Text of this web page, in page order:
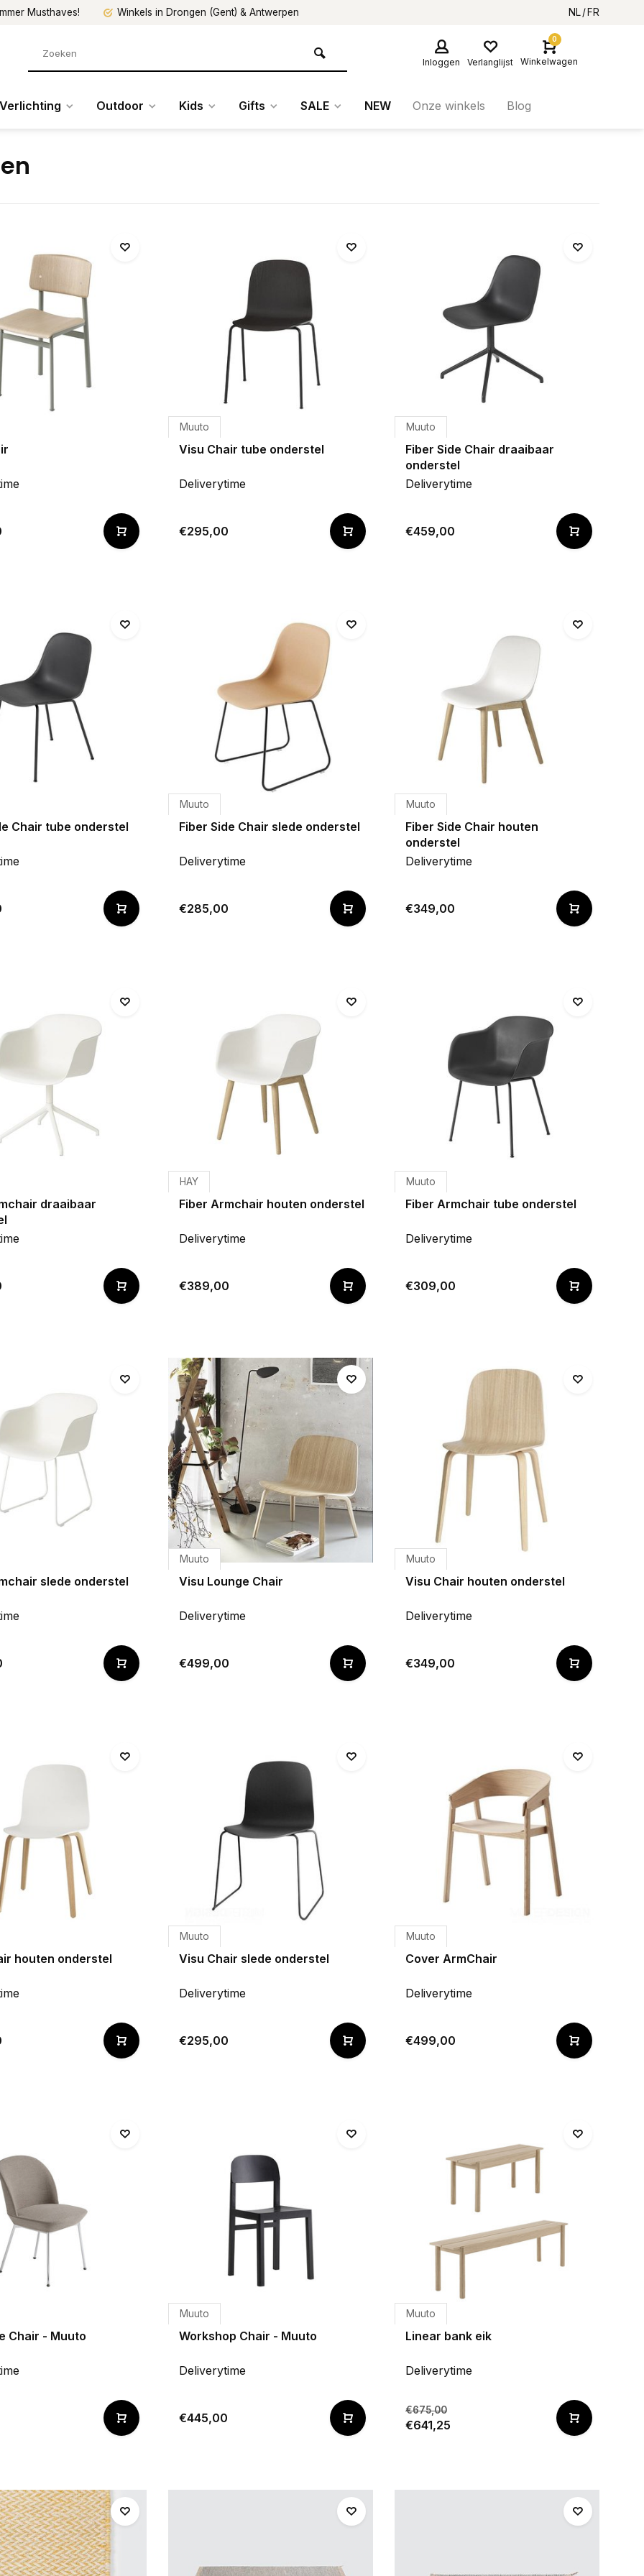
Musthaves! Winkels in Drongen (Gent) & Antwerpen NL FR
Inloggen Verlanglijst
0
Winkelwagen
Verlichting Outdoor Kids Gifts SALE NEW Onze winkels Blog
Muuto
Visu Chair tube onderstel
Deliverytime
€295,00
Muuto
Fiber Side Chair draaibaar
onderstel
Deliverytime
€459,00
Chair tube onderstel
Muuto
Fiber Side Chair slede onderstel
Deliverytime
€285,00
Muuto
Fiber Side Chair houten
onderstel
Deliverytime
€349,00
draaibaar
HAY
Fiber Armchair houten onderstel
Deliverytime
€389,00
Muuto
Fiber Armchair tube onderstel
Deliverytime
€309,00
slede onderstel
Muuto
Visu Lounge Chair
Deliverytime
€499,00
Muuto
Visu Chair houten onderstel
Deliverytime
€349,00
houten onderstel
Muuto
Visu Chair slede onderstel
Deliverytime
€295,00
Muuto
Cover ArmChair
Deliverytime
€499,00
Chair - Muuto
Muuto
Workshop Chair - Muuto
Deliverytime
€445,00
Muuto
Linear bank eik
Deliverytime
€675,00
€641,25